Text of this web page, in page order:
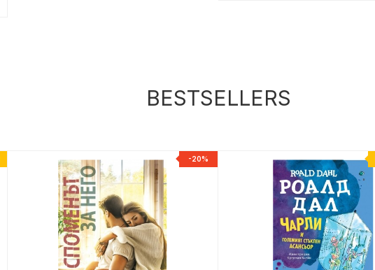
BESTSELLERS
-20%